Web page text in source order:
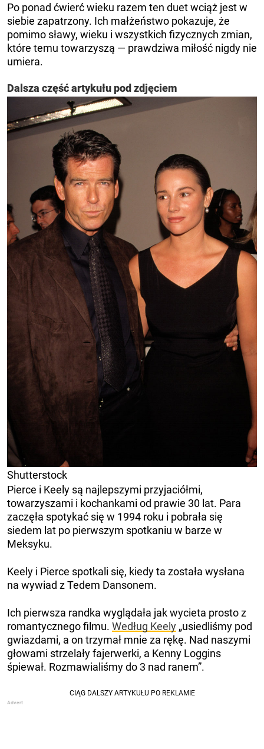
Po ponad ćwierć wieku razem ten duet wciąż jest w
siebie zapatrzony. Ich małżeństwo pokazuje, że
pomimo sławy, wieku i wszystkich fizycznych zmian,
które temu towarzyszą — prawdziwa miłość nigdy nie
umiera.
Dalsza część artykułu pod zdjęciem
Shutterstock
Pierce i Keely są najlepszymi przyjaciółmi,
towarzyszami i kochankami od prawie 30 lat. Para
zaczęła spotykać się w 1994 roku i pobrała się
siedem lat po pierwszym spotkaniu w barze w
Meksyku.
Keely i Pierce spotkali się, kiedy ta została wysłana
na wywiad z Tedem Dansonem.
Ich pierwsza randka wyglądała jak wycieta prosto z
romantycznego filmu. Według Keely „usiedliśmy pod
gwiazdami, a on trzymał mnie za rękę. Nad naszymi
głowami strzelały fajerwerki, a Kenny Loggins
śpiewał. Rozmawialiśmy do 3 nad ranem”.